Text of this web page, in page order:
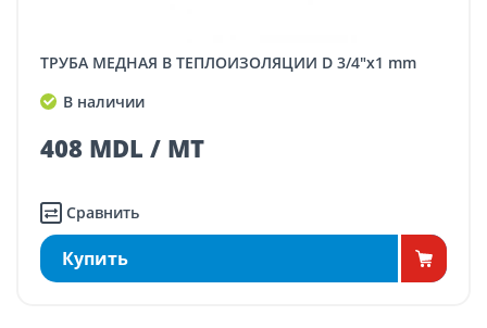
ТРУБА МЕДНАЯ В ТЕПЛОИЗОЛЯЦИИ D 3/4"x1 mm
В наличии
408 MDL / MT
Сравнить
Купить